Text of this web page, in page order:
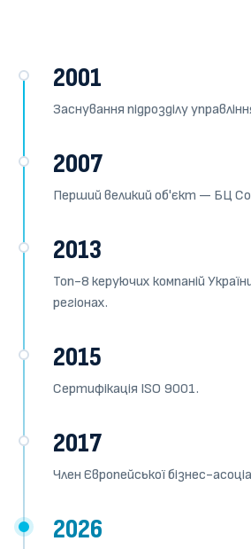
2001
Заснування підрозділу
2007
Перший великий об'єкт — БЦ
2013
Топ-8 керуючих компаній
регіонах.
2015
Сертифікація ISO 9001.
2017
Член Європейської бізнес-
2026